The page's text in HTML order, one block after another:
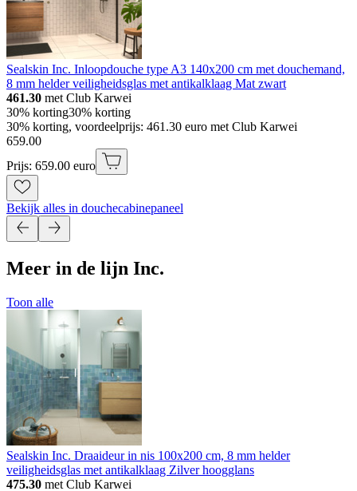
Sealskin Inc. Inloopdouche type A3 140x200 cm met douchemand,
8 mm helder veiligheidsglas met antikalklaag Mat zwart
461.30 met Club Karwei
30% korting30% korting
30% korting, voordeelprijs: 461.30 euro met Club Karwei
659.00
Prijs: 659.00 euro
Bekijk alles in douchecabinepaneel
Meer in de lijn Inc.
Toon alle
Sealskin Inc. Draaideur in nis 100x200 cm, 8 mm helder
veiligheidsglas met antikalklaag Zilver hoogglans
475.30 met Club Karwei